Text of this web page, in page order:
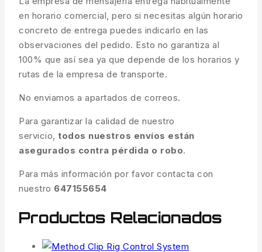
en horario comercial, pero si necesitas algún horario
concreto de entrega puedes indicarlo en las
observaciones del pedido. Esto no garantiza al
100% que así sea ya que depende de los horarios y
rutas de la empresa de transporte.
No enviamos a apartados de correos.
Para garantizar la calidad de nuestro
servicio, todos nuestros envíos están
asegurados contra pérdida o robo.
Para más información por favor contacta con
nuestro 647155654
Productos Relacionados